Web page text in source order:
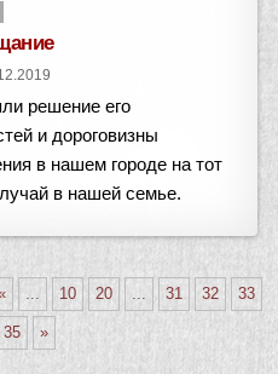
решение его
и дороговизны
в нашем городе на тот
в нашей семье.
... 10 20 ... 31 32 33
35 »